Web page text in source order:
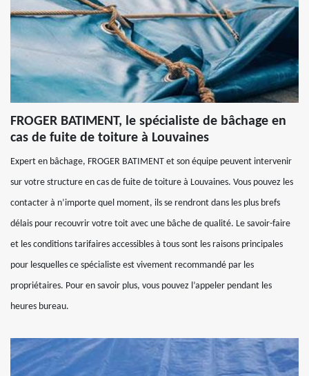
FROGER BATIMENT, le spécialiste de bâchage en
cas de fuite de toiture à Louvaines
Expert en bâchage, FROGER BATIMENT et son équipe peuvent intervenir
sur votre structure en cas de fuite de toiture à Louvaines. Vous pouvez les
contacter à n’importe quel moment, ils se rendront dans les plus brefs
délais pour recouvrir votre toit avec une bâche de qualité. Le savoir-faire
et les conditions tarifaires accessibles à tous sont les raisons principales
pour lesquelles ce spécialiste est vivement recommandé par les
propriétaires. Pour en savoir plus, vous pouvez l’appeler pendant les
heures bureau.